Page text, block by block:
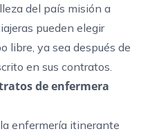
del país misión a
pueden elegir
libre, ya sea después de
en sus contratos.
de enfermera
enfermería itinerante